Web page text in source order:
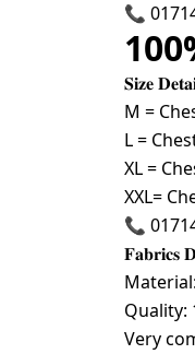
📞
𝐒𝐢𝐳𝐞
M =
L =
XL =
XXL=
📞
𝐅𝐚𝐛𝐫𝐢𝐜𝐬
Quality:
Very